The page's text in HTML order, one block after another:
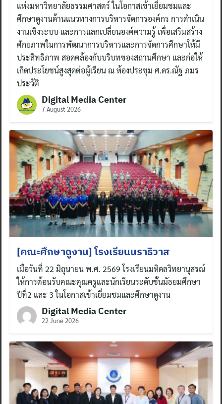
แห่งมหาวิทยาลัยธรรมศาสตร์ ในโอกาสเข้าเยี่ยมชมและ
ศึกษาดูงานด้านแนวทางการบริหารจัดการองค์กร การดำเนิน
งานเชิงระบบ และการแลกเปลี่ยนองค์ความรู้ เพื่อเสริมสร้าง
ศักยภาพในการพัฒนาการบริหารและการจัดการศึกษาให้มี
ประสิทธิภาพ สอดคล้องกับบริบทของสถานศึกษา และก่อให้
เกิดประโยชน์สูงสุดต่อผู้เรียน ณ ห้องประชุม ศ.ดร.ณัฐ ภมร
ประวัติ
Digital Media Center
7 August 2026
[คณะศึกษาดูงาน] โรงเรียนนราธิวาส
เมื่อวันที่ 22 มิถุนายน พ.ศ. 2569 โรงเรียนมหิดลวิทยานุสรณ์
ให้การต้อนรับคณะคุณครูและนักเรียนระดับชั้นมัธยมศึกษา
ปีที่2 และ 3 ในโอกาสเข้าเยี่ยมชมและศึกษาดูงาน
Digital Media Center
22 June 2026